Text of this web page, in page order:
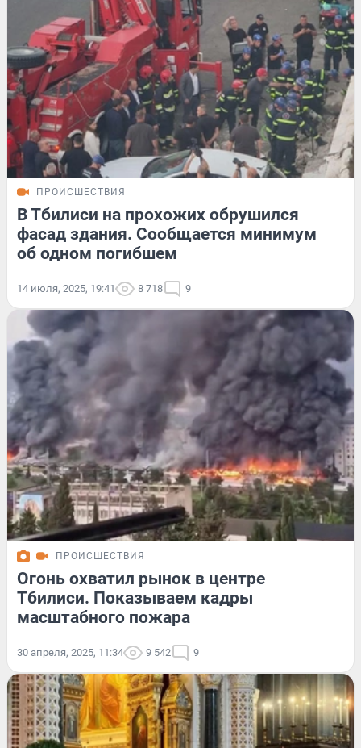
ПРОИСШЕСТВИЯ
В Тбилиси на прохожих обрушился
фасад здания. Сообщается минимум
об одном погибшем
14 июля, 2025, 19:41 8 718 9
ПРОИСШЕСТВИЯ
Огонь охватил рынок в центре
Тбилиси. Показываем кадры
масштабного пожара
30 апреля, 2025, 11:34 9 542 9